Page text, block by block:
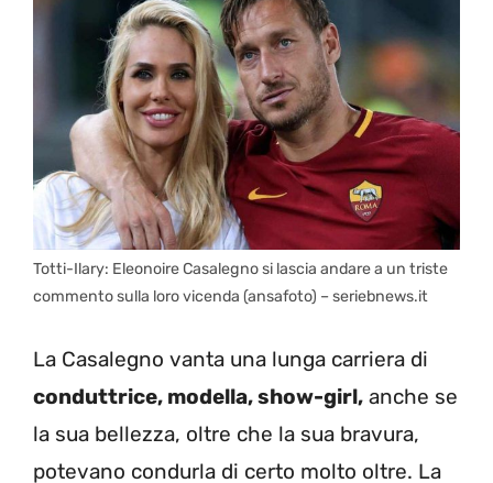
Totti-Ilary: Eleonoire Casalegno si lascia andare a un triste
commento sulla loro vicenda (ansafoto) – seriebnews.it
La Casalegno vanta una lunga carriera di
conduttrice, modella, show-girl, anche se
la sua bellezza, oltre che la sua bravura,
potevano condurla di certo molto oltre. La